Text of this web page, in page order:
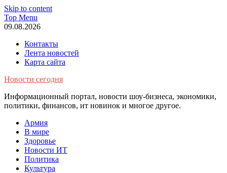
Skip to content
Top Menu
09.08.2026
Контакты
Лента новостей
Карта сайта
Новости сегодня
Информационный портал, новости шоу-бизнеса, экономики,
политики, финансов, ит новинок и многое другое.
Армия
В мире
Здоровье
Новости ИТ
Политика
Культура